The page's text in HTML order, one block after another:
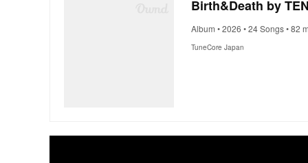
Birth&Death by
Album • 2026 • 24 Songs • 82
TuneCore Japan